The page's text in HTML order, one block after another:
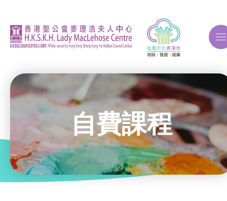
關於我們
ERB再培訓課程
自費課程